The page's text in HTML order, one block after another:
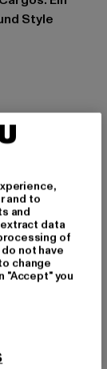
Style
and to
and
data
of
not have
change
"Accept" you